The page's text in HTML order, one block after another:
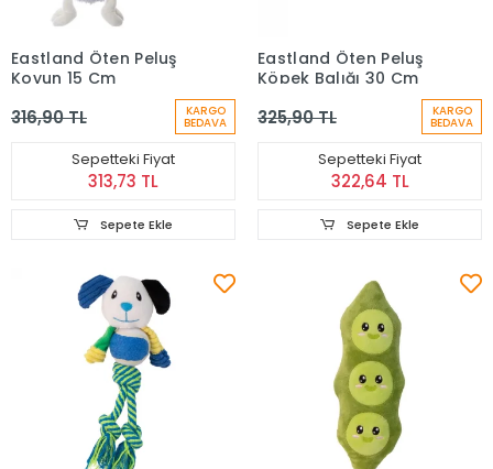
Eastland Öten Peluş
Koyun 15 Cm
316,90 TL KARGO
BEDAVA
Sepetteki Fiyat
313,73 TL
Sepete Ekle
Eastland Öten Peluş
Köpek Balığı 30 Cm
325,90 TL KARGO
BEDAVA
Sepetteki Fiyat
322,64 TL
Sepete Ekle